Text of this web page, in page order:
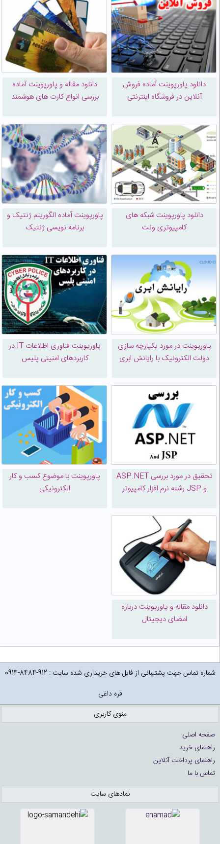
دانلود پاورپوینت آماده فروش
آنلاین در فروشگاه اینترنتی
دانلود مقاله و پاورپوینت آماده
بررسی انواع کارت های هوشمند
دانلود پاورپوینت شبکه های
کامپیوتری ونت
پاورپوینت آماده الگوریتم ژنتیک و
برنامه نویسی ژنتیک
پاورپوینت در مورد یکپارچه سازی
دولت الکترونیک با رایانش ابری
پاورپوینت فناوری اطلاعات IT در
کاربردهای امنیتی پلیس
تحقیق در مورد بررسی ASP.NET
و JSP رشته نرم افزار کامپیوتر
پاورپوینت با موضوع کسب و کار
الکترونيکی
دانلود مقاله و پاورپوینت درباره
امضای دیجیتال
شماره تماس جهت پشتیبانی از فایل های خریداری شده سایت : 912-8484-0914
قره داغی
منوی کاربری
صفحه اصلی
راهنمای خرید
راهنمای پرداخت آنلاین
تماس با ما
نمادهای سایت